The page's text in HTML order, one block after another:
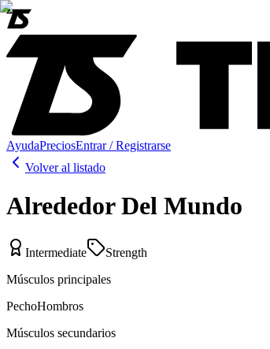
AyudaPreciosEntrar / Registrarse
Volver al listado
Alrededor Del Mundo
Intermediate
Strength
Músculos principales
PechoHombros
Músculos secundarios